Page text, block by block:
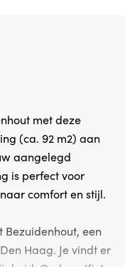
met deze
(ca. 92 m2) aan
aangelegd
is perfect voor
comfort en stijl.
een
Haag. Je vindt er